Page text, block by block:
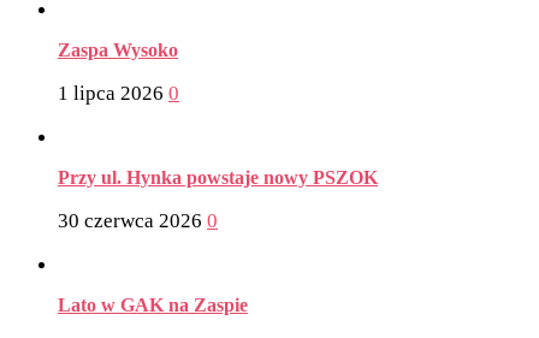
Zaspa Wysoko
1 lipca 2026 0
Przy ul. Hynka powstaje nowy PSZOK
30 czerwca 2026 0
Lato w GAK na Zaspie